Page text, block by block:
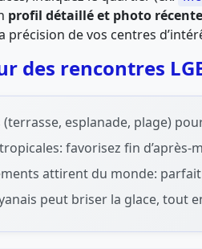
profil détaillé et photo récente
précision de vos centres
des rencontres
esplanade, plage)
favorisez fin d’après-
attirent du monde:
peut briser la glace, tout